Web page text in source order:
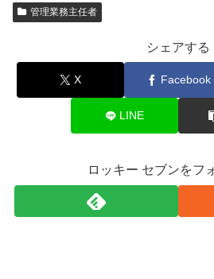
管理業務主任者
シェアする
X Facebook
LINE
ロッキー セブンをフ